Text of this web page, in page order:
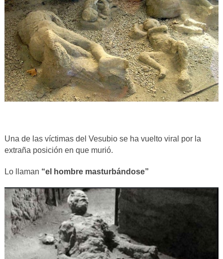
Una de las víctimas del Vesubio se ha vuelto viral por la
extraña posición en que murió.
Lo llaman “el hombre masturbándose”